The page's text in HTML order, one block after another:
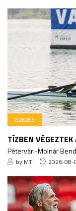
EVEZÉS
TÍZBEN
Pétervári-Molnár
by MTI 2026-08-